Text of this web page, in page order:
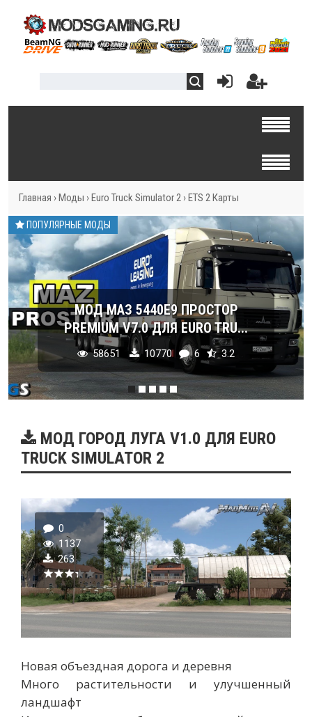
Главная › Моды › Euro Truck Simulator 2 › ETS 2 Карты
ПОПУЛЯРНЫЕ МОДЫ
МОД МАЗ 5440E9 ПРОСТОР
PREMIUM V7.0 ДЛЯ EURO TRU...
58651 10770 6 3.2
МОД ГОРОД ЛУГА V1.0 ДЛЯ EURO
TRUCK SIMULATOR 2
0
1137
263
Новая объездная дорога и деревня
Много растительности и улучшенный
ландшафт